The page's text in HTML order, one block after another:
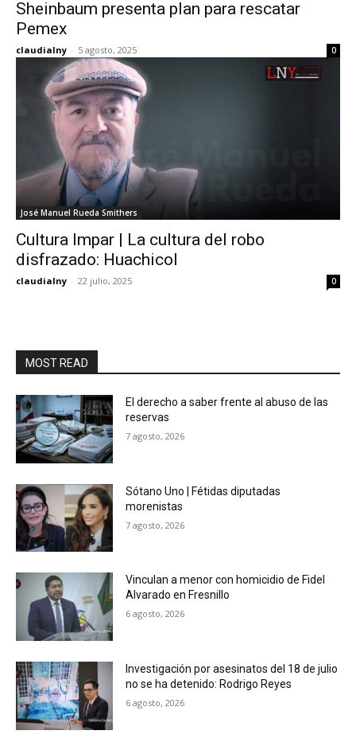
Sheinbaum presenta plan para rescatar
Pemex
claudialny - 5 agosto, 2025 0
José Manuel Rueda Smithers
Cultura Impar | La cultura del robo
disfrazado: Huachicol
claudialny - 22 julio, 2025 0
MOST READ
El derecho a saber frente al abuso de las
reservas
7 agosto, 2026
Sótano Uno | Fétidas diputadas
morenistas
7 agosto, 2026
Vinculan a menor con homicidio de Fidel
Alvarado en Fresnillo
6 agosto, 2026
Investigación por asesinatos del 18 de julio
no se ha detenido: Rodrigo Reyes
6 agosto, 2026